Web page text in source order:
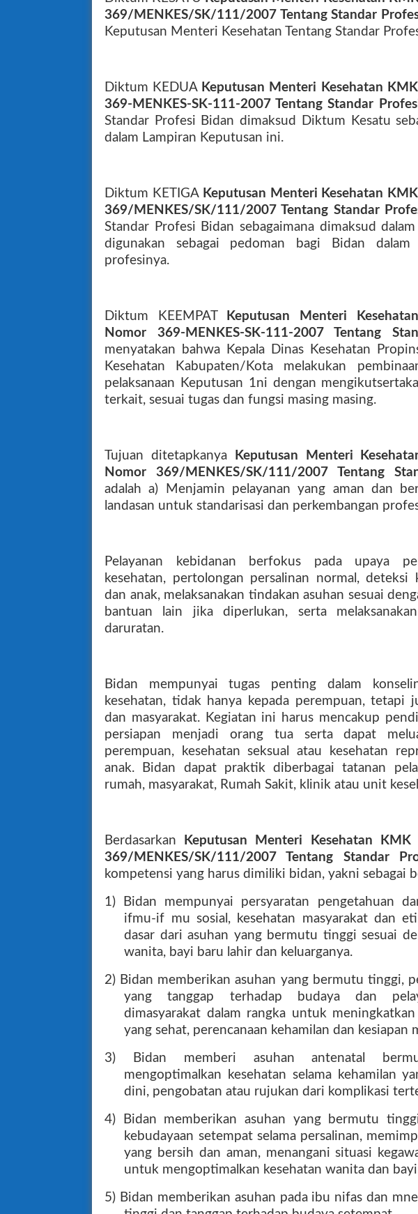
369/MENKES/SK/111/2007 Tentang Standar
Keputusan Menteri Kesehatan Tentang Standar
Diktum KEDUA Keputusan Menteri Kesehatan
369-MENKES-SK-111-2007 Tentang Standar
Standar Profesi Bidan dimaksud Diktum Kesatu
dalam Lampiran Keputusan ini.
Diktum KETIGA Keputusan Menteri Kesehatan
369/MENKES/SK/111/2007 Tentang Standar
Standar Profesi Bidan sebagaimana dimaksud
digunakan sebagai pedoman bagi Bidan dalam
profesinya.
Diktum KEEMPAT
Keputusan Menteri
Nomor 369-MENKES-SK-111-2007 Tentang
menyatakan bahwa Kepala Dinas Kesehatan
Kesehatan Kabupaten/Kota melakukan
pelaksanaan Keputusan 1ni dengan
terkait, sesuai tugas dan fungsi masing­ masing.
Tujuan ditetapkanya
Keputusan Menteri
Nomor 369/MENKES/SK/111/2007 Tentang
adalah a) Menjamin pelayanan yang aman dan
landasan untuk standarisasi dan perkembangan
Pelayanan kebidanan berfokus pada upaya
kesehatan, pertolongan persalinan normal, deteksi
dan anak, melaksanakan tindakan asuhan sesuai
bantuan lain jika diperlukan, serta
daruratan.
Bidan mempunyai tugas penting dalam
kesehatan, tidak hanya kepada perempuan, tetapi
dan masyarakat. Kegiatan ini harus mencakup
persiapan menjadi orang tua serta dapat
perempuan, kesehatan seksual atau kesehatan
anak. Bidan dapat praktik diberbagai tatanan
rumah, masyarakat, Rumah Sakit, klinik atau unit
Berdasarkan
Keputusan Menteri Kesehatan KMK
369/MENKES/SK/111/2007 Tentang Standar
kompetensi yang harus dimiliki bidan, yakni sebagai
1) Bidan mempunyai persyaratan pengetahuan
ifmu-if mu sosial, kesehatan masyarakat dan
dasar dari asuhan yang bermutu tinggi sesuai
wanita, bayi baru lahir dan keluarganya.
2) Bidan memberikan asuhan yang bermutu tinggi,
yang tanggap terhadap budaya dan
dimasyarakat dalam rangka untuk
yang sehat, perencanaan kehamilan dan kesiapan
3) Bidan memberi asuhan antenatal
mengoptimalkan kesehatan selama kehamilan
dini, pengobatan atau rujukan dari komplikasi
4) Bidan memberikan asuhan yang bermutu
kebudayaan setempat selama persalinan,
yang bersih dan aman, menangani situasi
untuk mengoptimalkan kesehatan wanita dan
5) Bidan memberikan asuhan pada ibu nifas dan